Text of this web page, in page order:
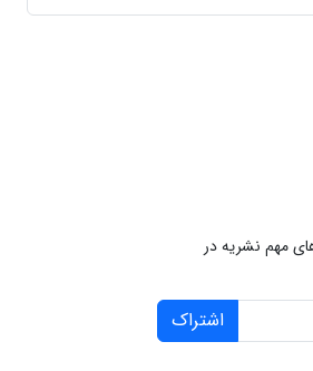
مهم نشریه در
اشتراک